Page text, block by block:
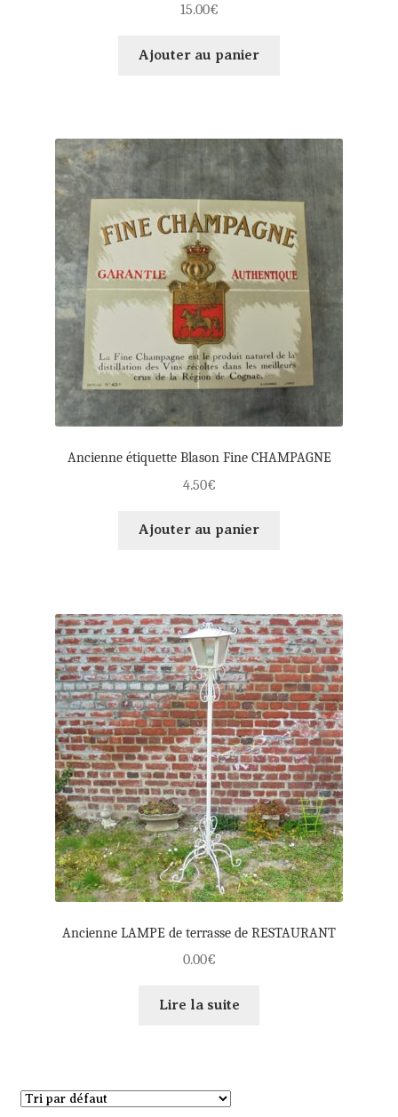
15.00€
Ajouter au panier
Ancienne étiquette Blason Fine CHAMPAGNE
4.50€
Ajouter au panier
Ancienne LAMPE de terrasse de RESTAURANT
0.00€
Lire la suite